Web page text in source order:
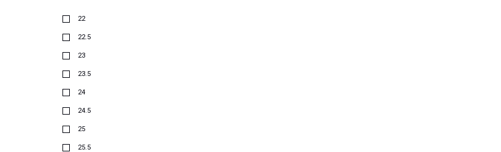
22
22.5
23
23.5
24
24.5
25
25.5